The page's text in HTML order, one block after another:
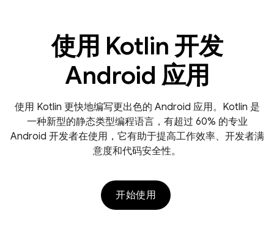
使用 Kotlin 开发
Android 应用
使用 Kotlin 更快地编写更出色的 Android 应用。Kotlin 是
一种新型的静态类型编程语言，有超过 60% 的专业
Android 开发者在使用，它有助于提高工作效率、开发者满
意度和代码安全性。
开始使用